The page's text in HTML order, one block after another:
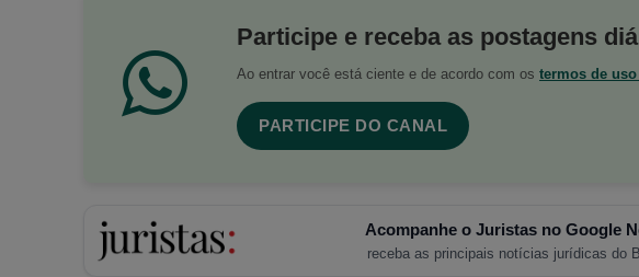
Participe e receba as postagens
Ao entrar você está ciente e de acordo com os termos de uso
PARTICIPE DO CANAL
Acompanhe o Juristas no Google
receba as principais notícias jurídicas do